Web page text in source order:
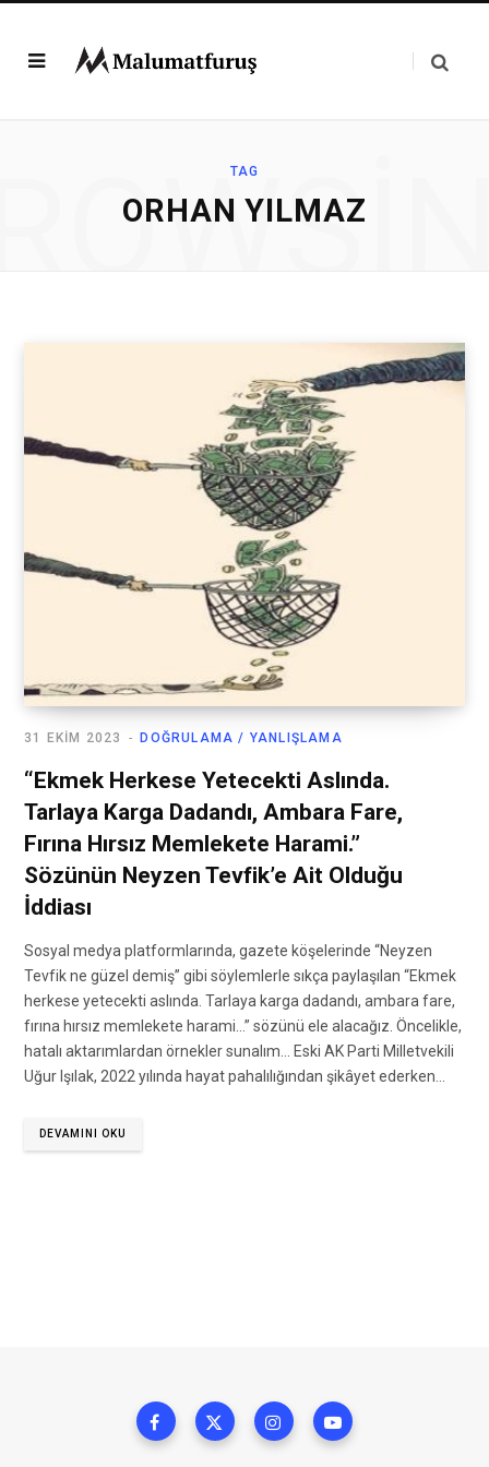
TAG
ORHAN YILMAZ
DOĞRULAMA / YANLIŞLAMA
31 EKIM 2023
“Ekmek Herkese Yetecekti Aslında.
Tarlaya Karga Dadandı, Ambara Fare,
Fırına Hırsız Memlekete Harami.”
Sözünün Neyzen Tevfik’e Ait Olduğu
İddiası
Sosyal medya platformlarında, gazete köşelerinde “Neyzen
Tevfik ne güzel demiş” gibi söylemlerle sıkça paylaşılan “Ekmek
herkese yetecekti aslında. Tarlaya karga dadandı, ambara fare,
fırına hırsız memlekete harami…” sözünü ele alacağız. Öncelikle,
hatalı aktarımlardan örnekler sunalım… Eski AK Parti Milletvekili
Uğur Işılak, 2022 yılında hayat pahalılığından şikâyet ederken…
DEVAMINI OKU